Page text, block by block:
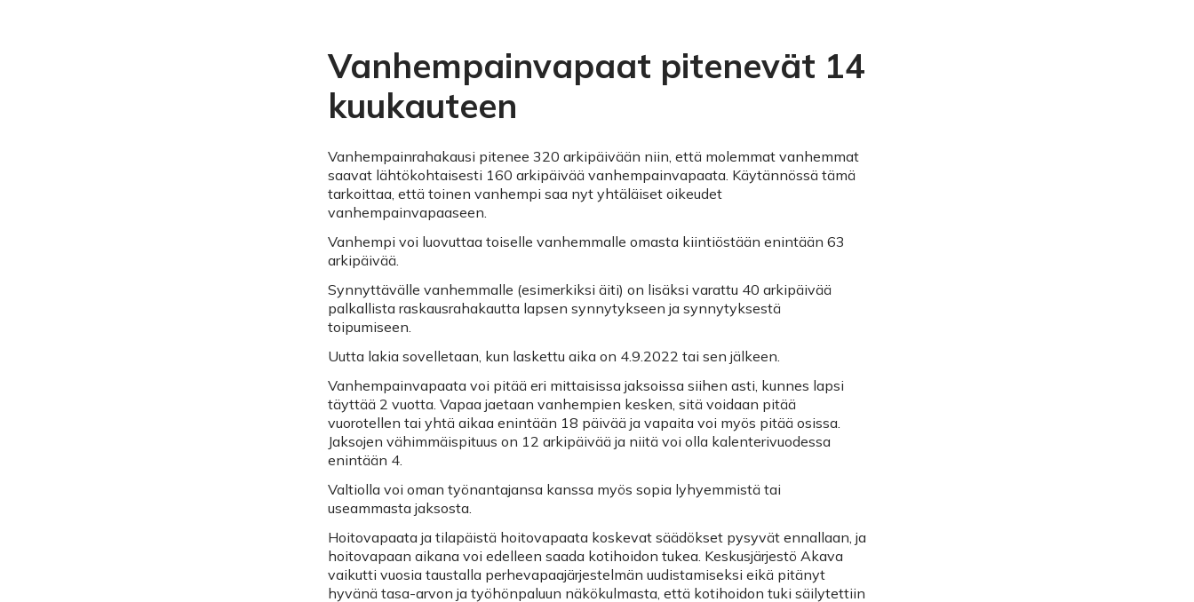
Vanhempainvapaat pitenevät 14
kuukauteen
Vanhempainrahakausi pitenee 320 arkipäivään niin, että molemmat vanhemmat
saavat lähtökohtaisesti 160 arkipäivää vanhempainvapaata. Käytännössä tämä
tarkoittaa, että toinen vanhempi saa nyt yhtäläiset oikeudet
vanhempainvapaaseen.
Vanhempi voi luovuttaa toiselle vanhemmalle omasta kiintiöstään enintään 63
arkipäivää.
Synnyttävälle vanhemmalle (esimerkiksi äiti) on lisäksi varattu 40 arkipäivää
palkallista raskausrahakautta lapsen synnytykseen ja synnytyksestä
toipumiseen.
Uutta lakia sovelletaan, kun laskettu aika on 4.9.2022 tai sen jälkeen.
Vanhempainvapaata voi pitää eri mittaisissa jaksoissa siihen asti, kunnes lapsi
täyttää 2 vuotta. Vapaa jaetaan vanhempien kesken, sitä voidaan pitää
vuorotellen tai yhtä aikaa enintään 18 päivää ja vapaita voi myös pitää osissa.
Jaksojen vähimmäispituus on 12 arkipäivää ja niitä voi olla kalenterivuodessa
enintään 4.
Valtiolla voi oman työnantajansa kanssa myös sopia lyhyemmistä tai
useammasta jaksosta.
Hoitovapaata ja tilapäistä hoitovapaata koskevat säädökset pysyvät ennallaan, ja
hoitovapaan aikana voi edelleen saada kotihoidon tukea. Keskusjärjestö Akava
vaikutti vuosia taustalla perhevapaajärjestelmän uudistamiseksi eikä pitänyt
hyvänä tasa-arvon ja työhönpaluun näkökulmasta, että kotihoidon tuki säilytettiin